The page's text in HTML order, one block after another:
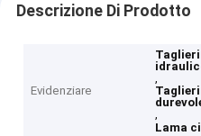
Descrizione Di Prodotto
Evidenziare
,
,
Lama